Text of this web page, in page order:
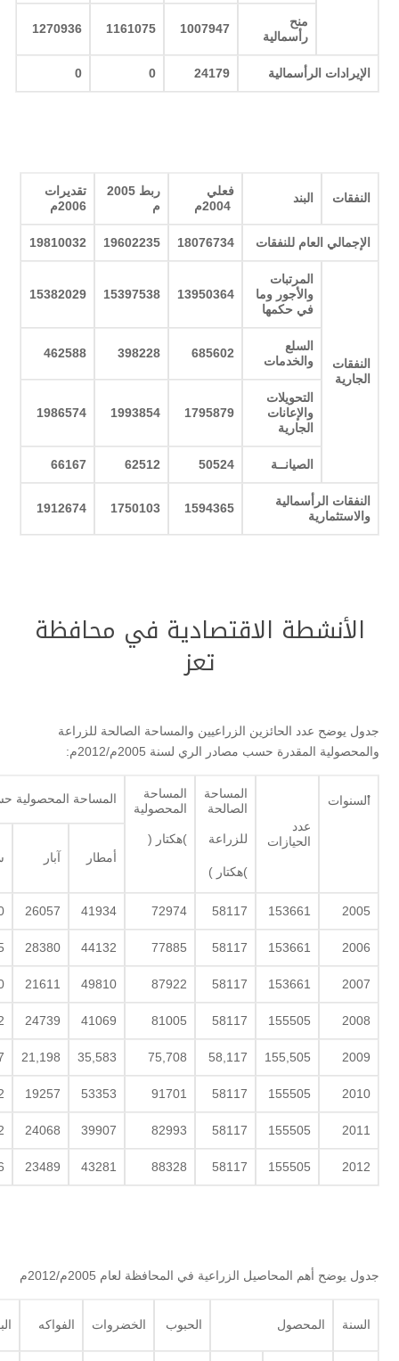
منح
رأسمالية
1007947
1161075
1270936
الإيرادات الرأسمالية 24179
0
0
النفقات البند
فعلي
2004م
ربط 2005
م
تقديرات
2006م
الإجمالي العام للنفقات 18076734
19602235
19810032
النفقات
الجارية
المرتبات
والأجور وما
في حكمها
13950364
15397538
15382029
السلع
والخدمات
685602
398228
462588
التحويلات
والإعانات
الجارية
1795879
1993854
1986574
الصيانــة 50524
62512
66167
النفقات الرأسمالية
والاستثمارية
1594365
1750103
1912674
الأنشطة الاقتصادية في محافظة
تعز
جدول يوضح عدد الحائزين الزراعيين والمساحة الصالحة للزراعة
والمحصولية المقدرة حسب مصادر الري لسنة 2005م/2012م:
ํالسنوات
عدد
الحيازات
المساحة
الصالحة
للزراعة
)هكتار )
المساحة
المحصولية
)هكتار (
المساحة المحصولية
أمطار آبار
2005
153661
58117
72974
41934
26057
2006
153661
58117
77885
44132
28380
2007
153661
58117
87922
49810
21611
2008
155505
58117
81005
41069
24739
2009
155,505
58,117
75,708
35,583
21,198
2010
155505
58117
91701
53353
19257
2011
155505
58117
82993
39907
24068
2012
155505
58117
88328
43281
23489
جدول يوضح أهم المحاصيل الزراعية في المحافظة لعام 2005م/2012م
السنة المحصول الحبوب الخضروات الفواكه